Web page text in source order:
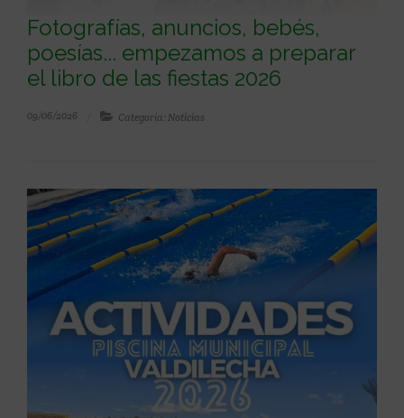
Fotografías, anuncios, bebés,
poesías... empezamos a preparar
el libro de las fiestas 2026
09/06/2026 Categoría: Noticias